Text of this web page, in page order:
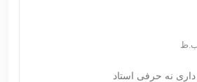
نه حرفی استاد